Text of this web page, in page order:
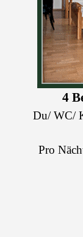
4
Du/ WC/
Pro